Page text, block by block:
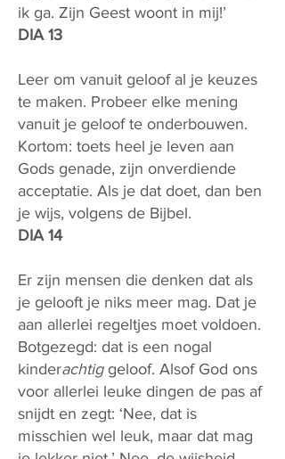
ik ga. Zijn Geest woont in mij!’
DIA 13
Leer om vanuit geloof al je keuzes
te maken. Probeer elke mening
vanuit je geloof te onderbouwen.
Kortom: toets heel je leven aan
Gods genade, zijn onverdiende
acceptatie. Als je dat doet, dan ben
je wijs, volgens de Bijbel.
DIA 14
Er zijn mensen die denken dat als
je gelooft je niks meer mag. Dat je
aan allerlei regeltjes moet voldoen.
Botgezegd: dat is een nogal
kinderachtiggeloof. Alsof God ons
voor allerlei leuke dingen de pas af
snijdt en zegt: ‘Nee, dat is
misschien wel leuk, maar dat mag